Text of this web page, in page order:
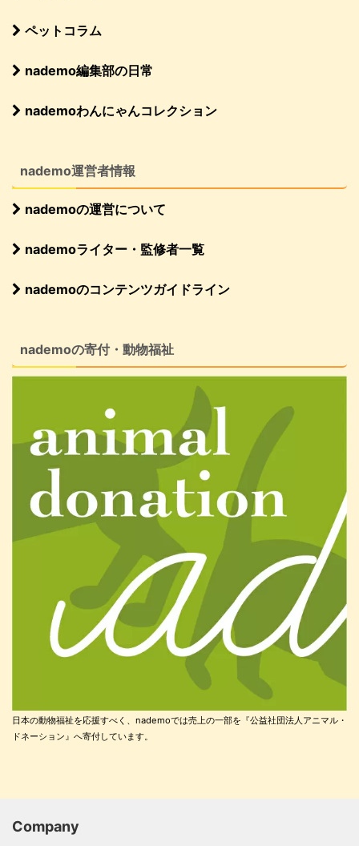
ペットコラム
nademo編集部の日常
nademoわんにゃんコレクション
nademo運営者情報
nademoの運営について
nademoライター・監修者一覧
nademoのコンテンツガイドライン
nademoの寄付・動物福祉
日本の動物福祉を応援すべく、nademoでは売上の一部を『公益社団法人アニマル・
ドネーション』へ寄付しています。
Company